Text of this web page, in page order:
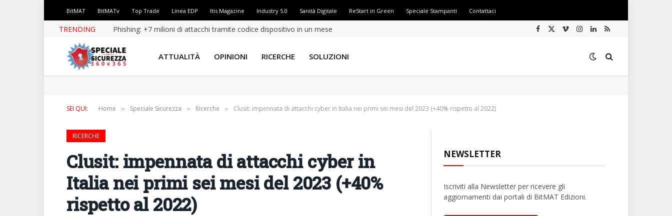
BitMAT BitMATv Top Trade Linea EDP Itis Magazine Industry 5.0 Sanità Digitale ReStart in Green Speciale Stampanti Contattaci
TRENDING Phishing: +7 milioni di attacchi tramite codice dispositivo in un mese Facebook
X
VimeoInstagram
LinkedIn
RSS
ATTUALITÀ OPINIONI RICERCHE SOLUZIONI
SEI QUI: Home » Speciale Sicurezza » Ricerche » Clusit: impennata di attacchi cyber in Italia nei primi sei mesi del 2023 (+40% rispetto al 2022)
RICERCHE
Clusit: impennata di attacchi cyber in
Italia nei primi sei mesi del 2023 (+40%
rispetto al 2022)
NEWSLETTER
Iscriviti alla Newsletter per ricevere gli
aggiornamenti dai portali di BitMAT Edizioni.